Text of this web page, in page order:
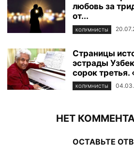
любовь за
от...
КОЛУМНИСТЫ
Страницы
эстрады
сорок третья.
КОЛУМНИСТЫ
НЕТ
ОСТАВЬТЕ